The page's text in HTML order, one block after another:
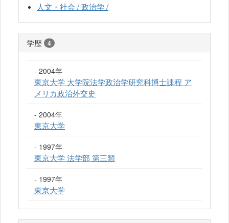
人文・社会 / 政治学 /
学歴 4
- 2004年
東京大学 大学院法学政治学研究科博士課程 ア
メリカ政治外交史
- 2004年
東京大学
- 1997年
東京大学 法学部 第三類
- 1997年
東京大学